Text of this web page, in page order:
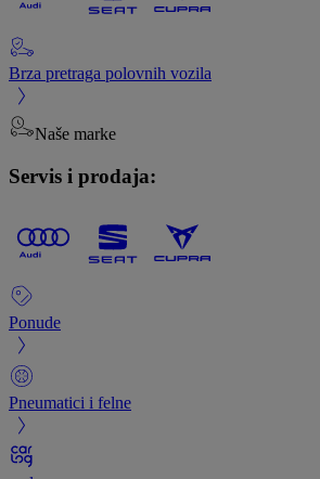
Brza pretraga polovnih vozila
Naše marke
Servis i prodaja:
Ponude
Pneumatici i felne